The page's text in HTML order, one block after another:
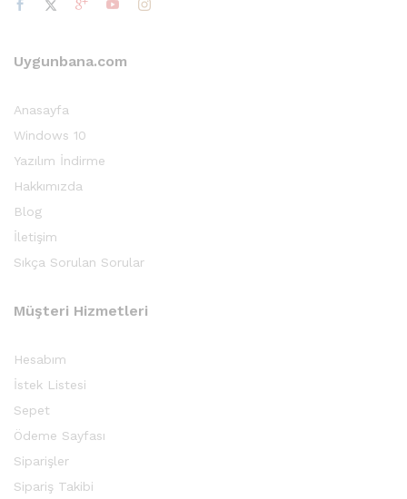
Uygunbana.com
Anasayfa
Windows 10
Yazılım İndirme
Hakkımızda
Blog
İletişim
Sıkça Sorulan Sorular
Müşteri Hizmetleri
Hesabım
İstek Listesi
Sepet
Ödeme Sayfası
Siparişler
Sipariş Takibi